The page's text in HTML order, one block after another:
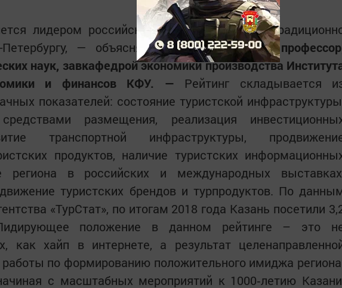
лидером российского туризма, уступая
— объясняетОльга Демьянова,
наук, завкафедрой экономики производства
и финансов КФУ. — Рейтинг складывается
показателей: состояние туристской
средствами размещения, реализация
транспортной инфраструктуры,
продуктов, наличие туристских
региона в российских и международ­ных
туристских брендов и турпродуктов. По
«ТурСтат», по итогам 2018 года Казань посетили
положе­ние в данном рейтинге – это
как хайп в интернете, а результат
по формированию положи­тельного имиджа
с масштабных мероприятий к 1000‑летию